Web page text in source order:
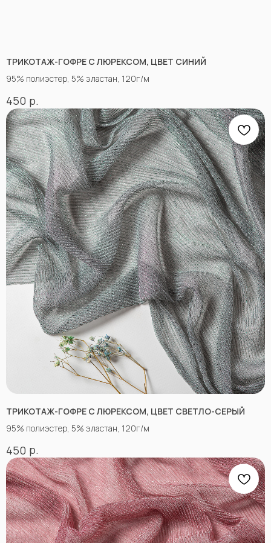
ТРИКОТАЖ-ГОФРЕ С ЛЮРЕКСОМ, ЦВЕТ СИНИЙ
95% полиэстер, 5% эластан, 120г/м
450 р.
ТРИКОТАЖ-ГОФРЕ С ЛЮРЕКСОМ, ЦВЕТ СВЕТЛО-СЕРЫЙ
95% полиэстер, 5% эластан, 120г/м
450 р.
КОНТАКТЫ
Г. Пятигорк, розничная точка на рынке
«Людмила», ул. Садовая 210, павильоны
34−37.
Оптово-розничные точки продаж:
г.Пятигорск, рынок "Привокзальный",
Георгиевское шоссе 1км, оптовый склад
№9302
График работы и схема проезда
+7(918)873-53-45Мария
tkani357@yandex.ru
+7(928)364-79-21Александра
ВКОНТАКТЕ
ОДНОКЛАССНИКИ
INSTAGRAM*
TIK TOK*
YOU TUBE
АДРЕСА МАГАЗИНОВ
КАК СВЯЗАТЬСЯ
СОЦСЕТИ